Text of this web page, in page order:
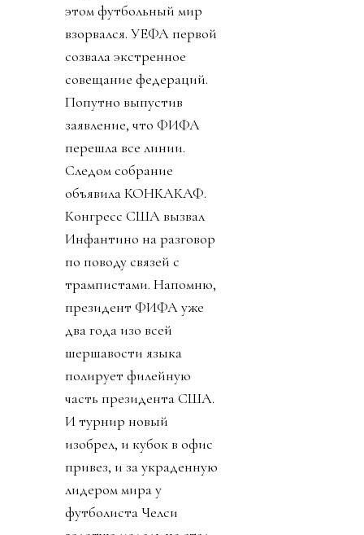
этом футбольный мир
взорвался. УЕФА первой
созвала экстренное
совещание федераций.
Попутно выпустив
заявление, что ФИФА
перешла все линии.
Следом собрание
объявила КОНКАКАФ.
Конгресс США вызвал
Инфантино на разговор
по поводу связей с
трампистами. Напомню,
президент ФИФА уже
два года изо всей
шершавости языка
полирует филейную
часть президента США.
И турнир новый
изобрел, и кубок в офис
привез, и за украденную
лидером мира у
футболиста Челси